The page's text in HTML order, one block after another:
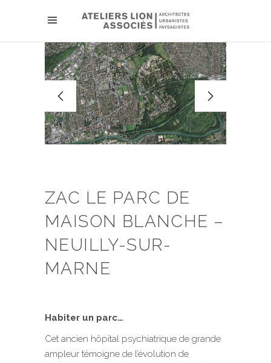
ZAC LE PARC DE
MAISON BLANCHE –
NEUILLY-SUR-
MARNE
Habiter un parc…
Cet ancien hôpital psychiatrique de grande
ampleur témoigne de l’évolution de